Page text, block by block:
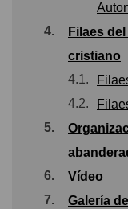
4.
Filaes
cristiano
4.1.
4.2.
5.
6.
Vídeo
7.
Galería